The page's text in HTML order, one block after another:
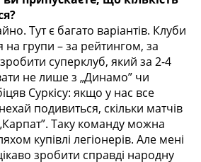
Тут є багато варіантів. Клуби
на групи – за рейтингом, за
суперклуб, який за 2-4
не лише з „Динамо” чи
Суркісу: якщо у нас все
подивиться, скільки матчів
Таку команду можна
купівлі легіонерів. Але мені
зробити справді народну